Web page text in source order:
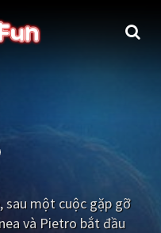
tranh
phạm - Hình sự
sau một cuộc gặp gỡ
và Pietro bắt đầu